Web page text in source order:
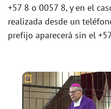
+57 8 o 0057 8, y en el
realizada desde un
prefijo aparecerá sin el